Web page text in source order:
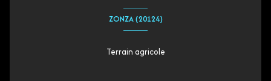
ZONZA (20124)
Terrain agricole